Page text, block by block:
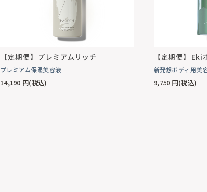
【定期便】プレミアムリッチ
プレミアム保湿美容液
14,190 円(税込)
【定期便】Eki
新発想ボディ用美
9,750 円(税込)